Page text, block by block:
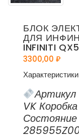
БЛОК
ДЛЯ
INFINITI
3300,00 ₽
Артикул
VK